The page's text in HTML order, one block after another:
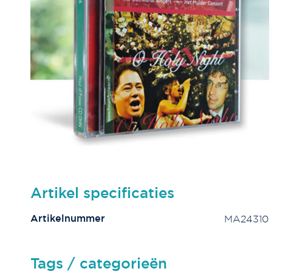
Artikel specificaties
Artikelnummer MA24310
Tags / categorieën